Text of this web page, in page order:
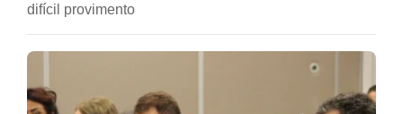
difícil provimento